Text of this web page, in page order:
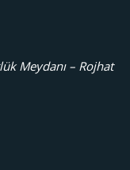
Meydanı – Rojhat